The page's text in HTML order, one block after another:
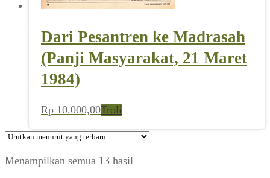
Dari Pesantren ke Madrasah
(Panji Masyarakat, 21 Maret
1984)
Rp 10.000,00Troli
Menampilkan semua 13 hasil